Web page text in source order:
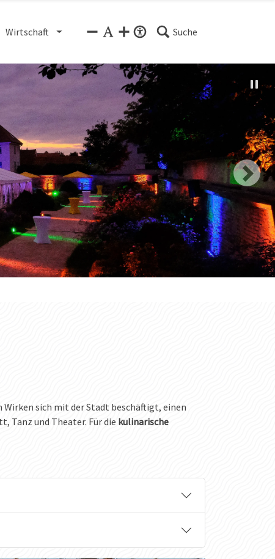
Wirtschaft Suche
Wirken sich mit der Stadt beschäftigt, einen
Tanz und Theater. Für die kulinarische